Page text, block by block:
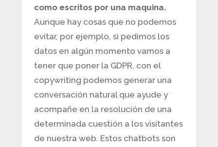
como escritos por una maquina.
Aunque hay cosas que no podemos
evitar, por ejemplo, si pedimos los
datos en algún momento vamos a
tener que poner la GDPR, con el
copywriting podemos generar una
conversación natural que ayude y
acompañe en la resolución de una
determinada cuestión a los visitantes
de nuestra web. Estos chatbots son